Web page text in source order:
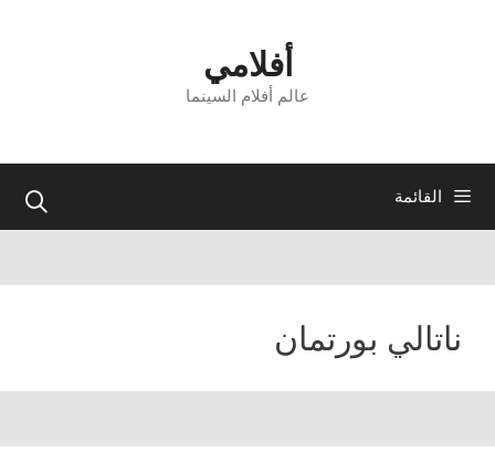
أفلامي
عالم أفلام السينما
القائمة
ناتالي بورتمان